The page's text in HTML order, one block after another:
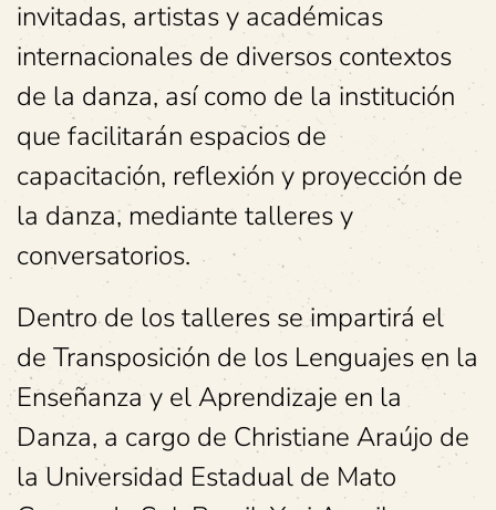
invitadas, artistas y académicas
internacionales de diversos contextos
de la danza, así como de la institución
que facilitarán espacios de
capacitación, reflexión y proyección de
la danza, mediante talleres y
conversatorios.
Dentro de los talleres se impartirá el
de Transposición de los Lenguajes en la
Enseñanza y el Aprendizaje en la
Danza, a cargo de Christiane Araújo de
la Universidad Estadual de Mato